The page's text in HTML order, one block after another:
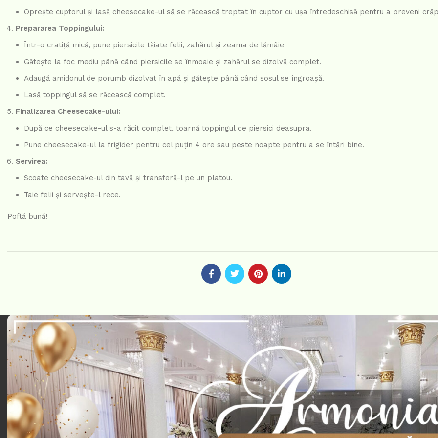
Oprește cuptorul și lasă cheesecake-ul să se răcească treptat în cuptor cu ușa întredeschisă pentru a preveni
Prepararea Toppingului:
Într-o cratiță mică, pune piersicile tăiate felii, zahărul și zeama de lămâie.
Gătește la foc mediu până când piersicile se înmoaie și zahărul se dizolvă complet.
Adaugă amidonul de porumb dizolvat în apă și gătește până când sosul se îngroașă.
Lasă toppingul să se răcească complet.
Finalizarea Cheesecake-ului:
După ce cheesecake-ul s-a răcit complet, toarnă toppingul de piersici deasupra.
Pune cheesecake-ul la frigider pentru cel puțin 4 ore sau peste noapte pentru a se întări bine.
Servirea:
Scoate cheesecake-ul din tavă și transferă-l pe un platou.
Taie felii și servește-l rece.
Poftă bună!